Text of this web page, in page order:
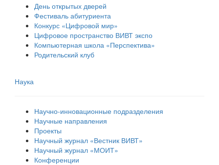
День открытых дверей
Фестиваль абитуриента
Конкурс «Цифровой мир»
Цифровое пространство ВИВТ экспо
Компьютерная школа «Перспектива»
Родительский клуб
Наука
Научно-инновационные подразделения
Научные направления
Проекты
Научный журнал «Вестник ВИВТ»
Научный журнал «МОИТ»
Конференции